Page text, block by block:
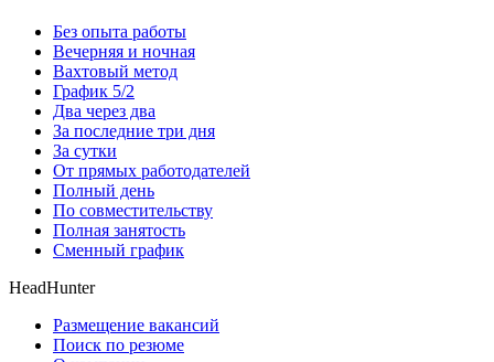
Без опыта работы
Вечерняя и ночная
Вахтовый метод
График 5/2
Два через два
За последние три дня
За сутки
От прямых работодателей
Полный день
По совместительству
Полная занятость
Сменный график
HeadHunter
Размещение вакансий
Поиск по резюме